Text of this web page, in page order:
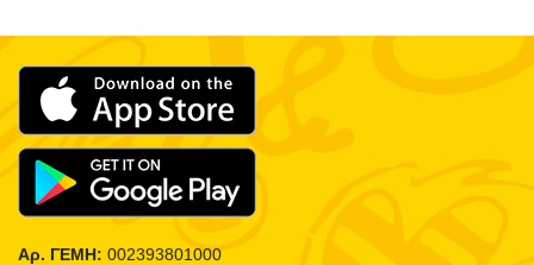
Αρ. ΓΕΜΗ: 002393801000